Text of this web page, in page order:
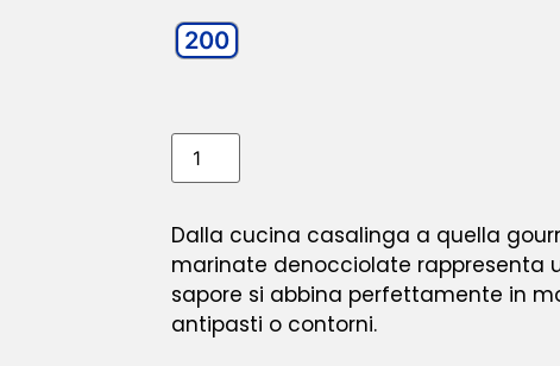
200
Dalla cucina casalinga a quella
marinate denocciolate rappresenta
sapore si abbina perfettamente in
antipasti o contorni.